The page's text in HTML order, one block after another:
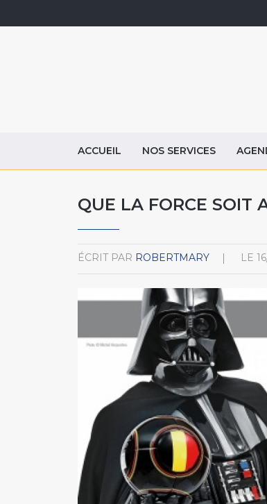
ACCUEIL NOS SERVICES
QUE LA FORCE SOIT
ÉCRIT PAR ROBERTMARY LE